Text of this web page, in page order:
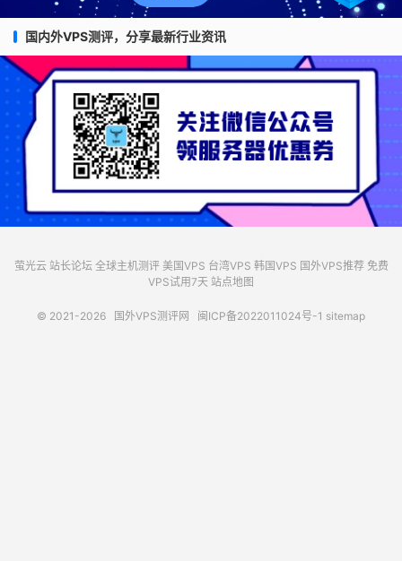
国内外VPS测评，分享最新行业资讯
萤光云 站长论坛 全球主机测评 美国VPS 台湾VPS 韩国VPS 国外VPS推荐 免费
VPS试用7天 站点地图
© 2021-2026 国外VPS测评网 闽ICP备2022011024号-1 sitemap